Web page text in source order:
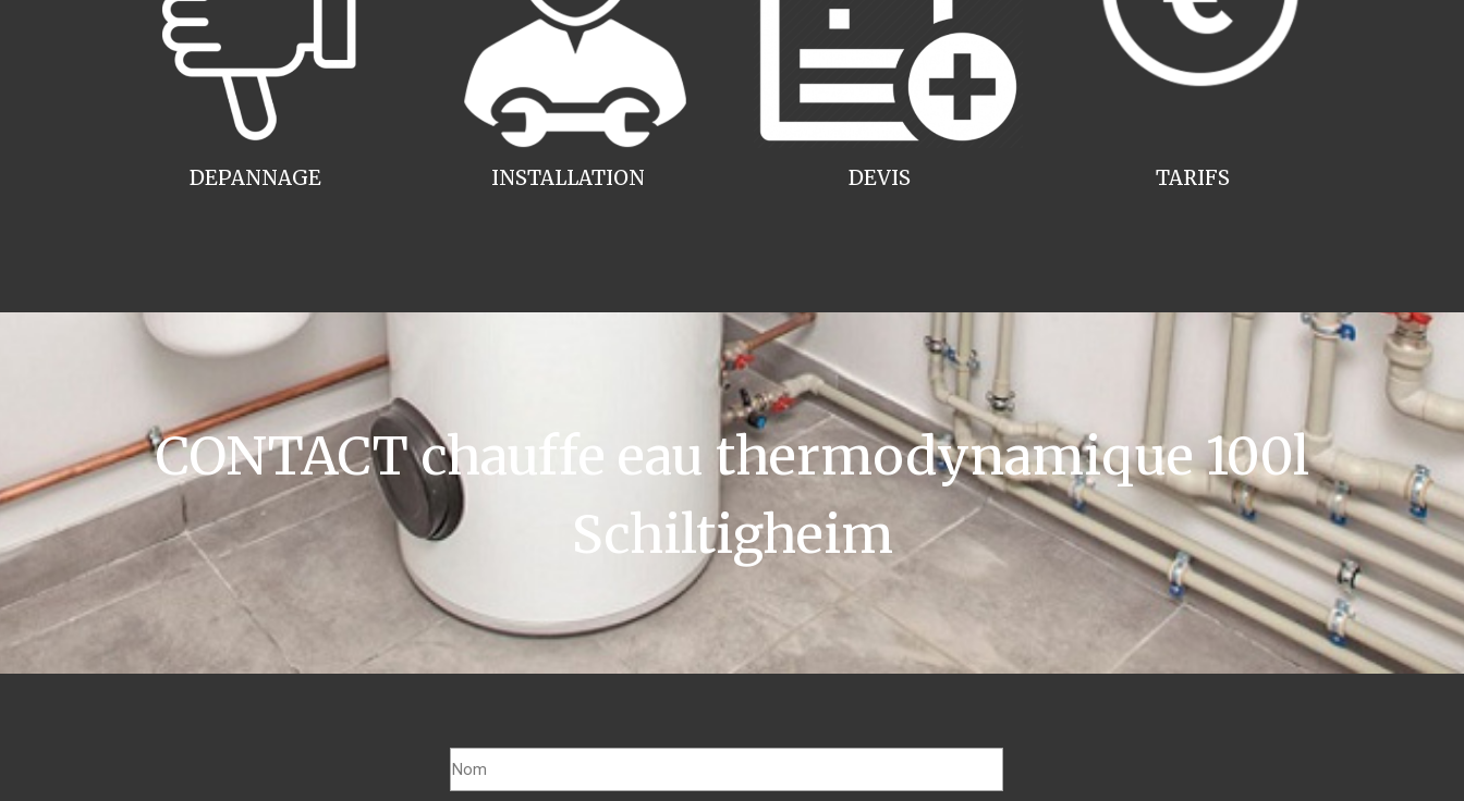
INSTALLATION
DEPANNAGE TARIFS
DEVIS
CONTACT chauffe eau thermodynamique 100l
Schiltigheim